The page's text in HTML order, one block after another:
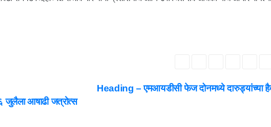
Heading – एमआयडीसी फेज दोनमध्ये दारुड्यांच्या
जुलैला आषाढी जत्रोत्स